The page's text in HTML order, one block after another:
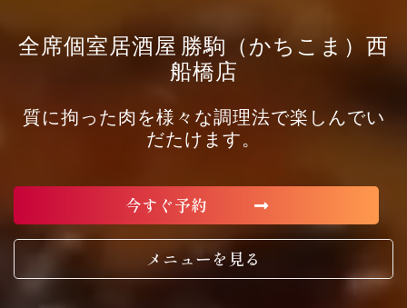
全席個室居酒屋 勝駒（かちこま）西
船橋店
質に拘った肉を様々な調理法で楽しんでい
だたけます。
今すぐ予約
メニューを見る